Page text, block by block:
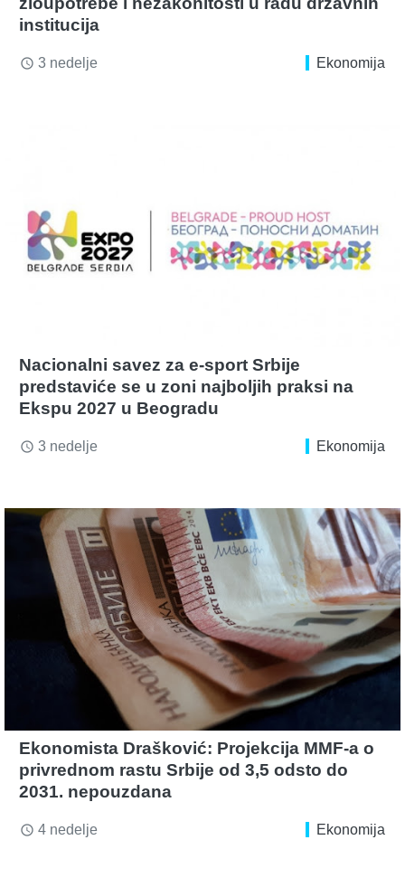
institucija
access_time 3 nedelje Ekonomija
Nacionalni savez za e-sport Srbije
predstaviće se u zoni najboljih praksi na
Ekspu 2027 u Beogradu
access_time 3 nedelje Ekonomija
Ekonomista Drašković: Projekcija MMF-a o
privrednom rastu Srbije od 3,5 odsto do
2031. nepouzdana
access_time 4 nedelje Ekonomija